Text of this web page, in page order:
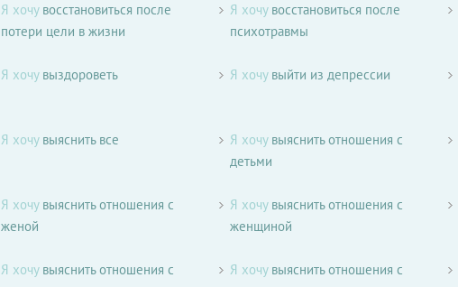
Я хочувосстановиться после
потери цели в жизни
Я хочувосстановиться после
психотравмы
Я хочувыздороветь Я хочувыйти из депрессии
Я хочувыяснить все Я хочувыяснить отношения с
детьми
Я хочувыяснить отношения с
женой
Я хочувыяснить отношения с
женщиной
Я хочувыяснить отношения с
Я хочувыяснить отношения с